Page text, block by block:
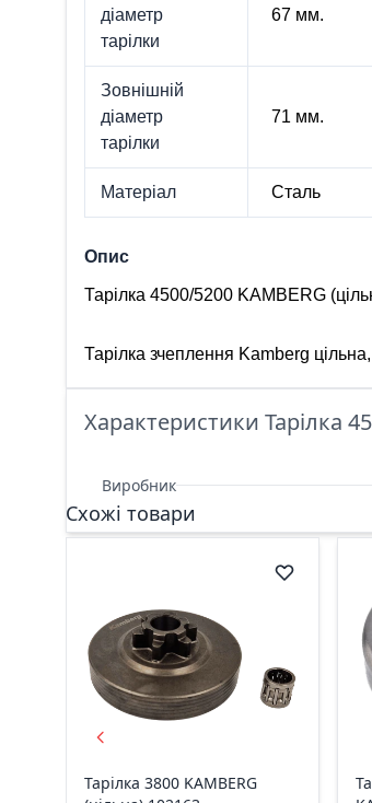
діаметр
тарілки
67 мм.
Зовнішній
діаметр
тарілки
71 мм.
Матеріал Сталь
Опис
Тарілка 4500/5200 KAMBERG
Тарілка зчеплення Kamberg
Характеристики Тарілка
Виробник
Схожі товари
Тарілка 3800 KAMBERG